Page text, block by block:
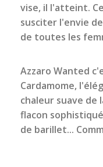
vise, il l'atteint.
susciter l'envie
de toutes les
Azzaro Wanted
Cardamome,
chaleur suave de
flacon
de barillet...